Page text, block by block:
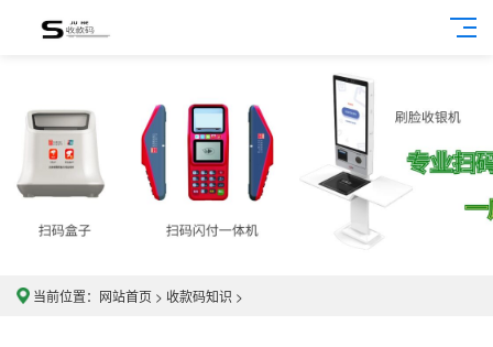
当前位置： 网站首页 > 收款码知识 >